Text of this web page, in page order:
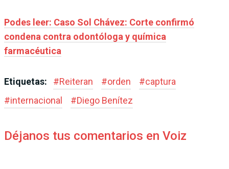
Podes leer: Caso Sol Chávez: Corte confirmó
condena contra odontóloga y química
farmacéutica
Etiquetas: #Reiteran #orden #captura
#internacional #Diego Benítez
Déjanos tus comentarios en Voiz